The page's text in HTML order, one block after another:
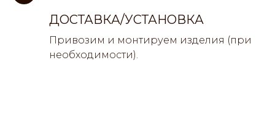
ДОСТАВКА/УСТАНОВКА
Привозим и монтируем изделия (при
необходимости).